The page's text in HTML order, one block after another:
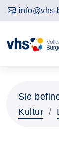
Sie
Kultur